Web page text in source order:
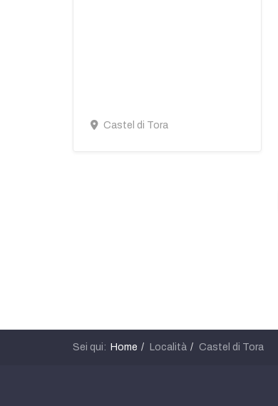
Castel di Tora
Sei qui: Home Località Castel di Tora